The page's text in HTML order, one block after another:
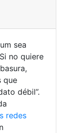
sea
no quiere
que
débil”.
redes